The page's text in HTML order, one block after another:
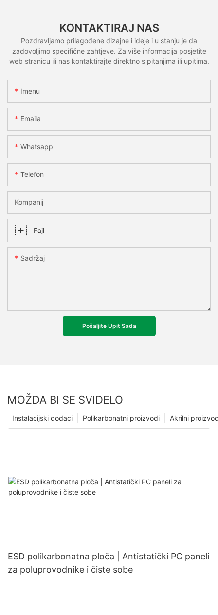
KONTAKTIRAJ NAS
Pozdravljamo prilagođene dizajne i ideje i u stanju je da
zadovoljimo specifične zahtjeve. Za više informacija posjetite
web stranicu ili nas kontaktirajte direktno s pitanjima ili upitima.
Imenu
Emaila
Whatsapp
Telefon
Kompanij
Fajl
Sadržaj
Pošaljite Upit Sada
MOŽDA BI SE SVIDELO
Akrilni
Polikarbonatni proizvodi
Instalacijski dodaci
ESD polikarbonatna ploča | Antistatički PC paneli
za poluprovodnike i čiste sobe